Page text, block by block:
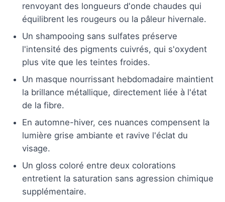
renvoyant des longueurs d'onde chaudes qui
équilibrent les rougeurs ou la pâleur hivernale.
Un shampooing sans sulfates préserve
l'intensité des pigments cuivrés, qui s'oxydent
plus vite que les teintes froides.
Un masque nourrissant hebdomadaire maintient
la brillance métallique, directement liée à l'état
de la fibre.
En automne-hiver, ces nuances compensent la
lumière grise ambiante et ravive l'éclat du
visage.
Un gloss coloré entre deux colorations
entretient la saturation sans agression chimique
supplémentaire.